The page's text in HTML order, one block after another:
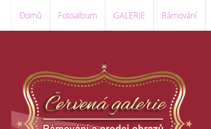
Domů Fotoalbum GALERIE Rámování